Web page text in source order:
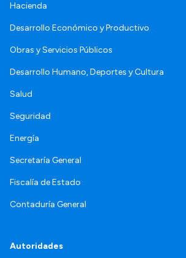
Hacienda
Desarrollo Económico y Productivo
Obras y Servicios Públicos
Desarrollo Humano, Deportes y Cultura
Salud
Seguridad
Energía
Secretaría General
Fiscalía de Estado
Contaduría General
Autoridades